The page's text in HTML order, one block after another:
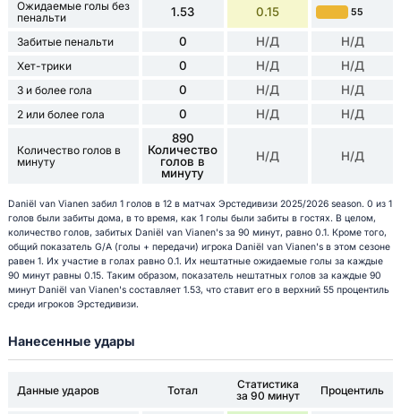
Ожидаемые голы без
пенальти
1.53 0.15 55
Забитые пенальти 0 Н/Д Н/Д
Хет-трики 0 Н/Д Н/Д
3 и более гола 0 Н/Д Н/Д
2 или более гола 0 Н/Д Н/Д
Количество голов в
минуту
890
Количество
голов в
минуту
Н/Д Н/Д
Daniël van Vianen забил 1 голов в 12 в матчах Эрстедивизи 2025/2026 season. 0 из 1
голов были забиты дома, в то время, как 1 голы были забиты в гостях. В целом,
количество голов, забитых Daniël van Vianen's за 90 минут, равно 0.1. Кроме того,
общий показатель G/A (голы + передачи) игрока Daniël van Vianen's в этом сезоне
равен 1. Их участие в голах равно 0.1. Их нештатные ожидаемые голы за каждые
90 минут равны 0.15. Таким образом, показатель нештатных голов за каждые 90
минут Daniël van Vianen's составляет 1.53, что ставит его в верхний 55 процентиль
среди игроков Эрстедивизи.
Нанесенные удары
Данные ударов Тотал
Статистика
за 90 минут
Процентиль